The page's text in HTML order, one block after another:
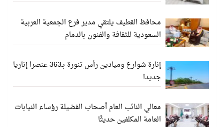
محافظ القطيف يلتقي مدير فرع الجمعية العربية
السعودية للثقافة والفنون بالدمام
إنارة شوارع وميادين رأس تنورة بـ363 عنصرا إناريا
جديدا
معالي النائب العام أصحاب الفضيلة رؤساء النيابات
العامة المكلفين حديثًا